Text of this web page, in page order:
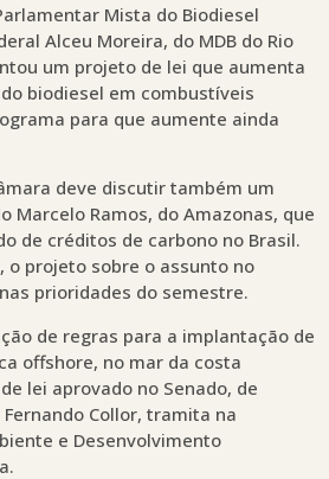
Mista do Biodiesel
Alceu Moreira, do MDB do Rio
um projeto de lei que aumenta
biodiesel em combustíveis
para que aumente ainda
deve discutir também um
Marcelo Ramos, do Amazonas, que
de créditos de carbono no Brasil.
o projeto sobre o assunto no
prioridades do semestre.
de regras para a implantação de
offshore, no mar da costa
lei aprovado no Senado, de
Collor, tramita na
e Desenvolvimento